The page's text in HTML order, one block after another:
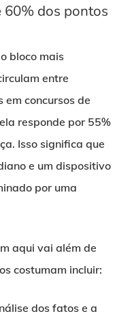
60% dos pontos
bloco mais
entre
concursos de
responde por 55%
Isso significa que
e um dispositivo
por uma
aqui vai além de
costumam incluir:
dos fatos e a